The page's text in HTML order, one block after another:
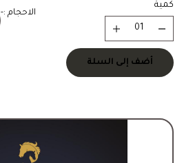
كمية
الاحجام :-
أضف إلى السلة